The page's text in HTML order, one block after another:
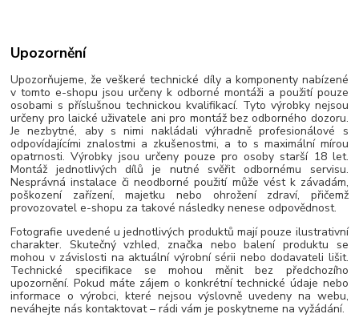
Upozornění
Upozorňujeme, že veškeré technické díly a komponenty nabízené
v tomto e-shopu jsou určeny k odborné montáži a použití pouze
osobami s příslušnou technickou kvalifikací. Tyto výrobky nejsou
určeny pro laické uživatele ani pro montáž bez odborného dozoru.
Je nezbytné, aby s nimi nakládali výhradně profesionálové s
odpovídajícími znalostmi a zkušenostmi, a to s maximální mírou
opatrnosti. Výrobky jsou určeny pouze pro osoby starší 18 let.
Montáž jednotlivých dílů je nutné svěřit odbornému servisu.
Nesprávná instalace či neodborné použití může vést k závadám,
poškození zařízení, majetku nebo ohrožení zdraví, přičemž
provozovatel e-shopu za takové následky nenese odpovědnost.
Fotografie uvedené u jednotlivých produktů mají pouze ilustrativní
charakter. Skutečný vzhled, značka nebo balení produktu se
mohou v závislosti na aktuální výrobní sérii nebo dodavateli lišit.
Technické specifikace se mohou měnit bez předchozího
upozornění. Pokud máte zájem o konkrétní technické údaje nebo
informace o výrobci, které nejsou výslovně uvedeny na webu,
neváhejte nás kontaktovat – rádi vám je poskytneme na vyžádání.